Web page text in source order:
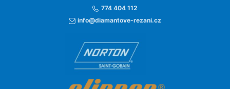
774 404 112
info@diamantove-rezani.cz